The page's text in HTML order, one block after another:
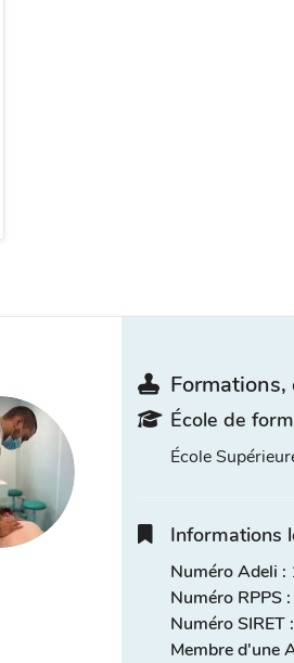
École de
École
Informations
Numéro Adeli :
Numéro RPPS :
Numéro SIRET :
Membre d'une